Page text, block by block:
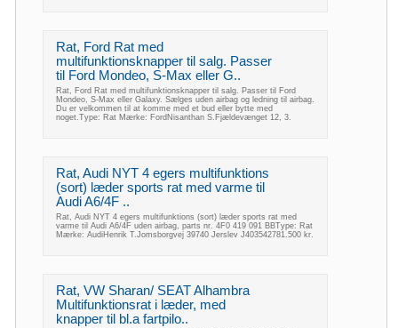
Rat, Ford Rat med
multifunktionsknapper til salg. Passer
til Ford Mondeo, S-Max eller G..
Rat, Ford Rat med multifunktionsknapper til salg. Passer til Ford
Mondeo, S-Max eller Galaxy. Sælges uden airbag og ledning til airbag.
Du er velkommen til at komme med et bud eller bytte med
noget.Type: Rat Mærke: FordNisanthan S.Fjældevænget 12, 3.
Rat, Audi NYT 4 egers multifunktions
(sort) læder sports rat med varme til
Audi A6/4F ..
Rat, Audi NYT 4 egers multifunktions (sort) læder sports rat med
varme til Audi A6/4F uden airbag, parts nr. 4F0 419 091 BBType: Rat
Mærke: AudiHenrik T.Jomsborgvej 39740 Jerslev J403542781.500 kr.
Rat, VW Sharan/ SEAT Alhambra
Multifunktionsrat i læder, med
knapper til bl.a fartpilo..